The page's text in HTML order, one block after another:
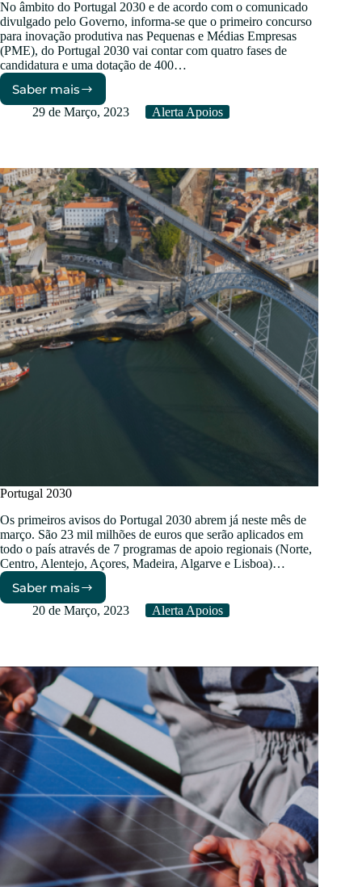
No âmbito do Portugal 2030 e de acordo com o comunicado
divulgado pelo Governo, informa-se que o primeiro concurso
para inovação produtiva nas Pequenas e Médias Empresas
(PME), do Portugal 2030 vai contar com quatro fases de
candidatura e uma dotação de 400…
Saber mais
PT2030
–
à
Inovação
Produtiva
nas
PME
29 de Março, 2023 Alerta Apoios
Portugal 2030
Os primeiros avisos do Portugal 2030 abrem já neste mês de
março. São 23 mil milhões de euros que serão aplicados em
todo o país através de 7 programas de apoio regionais (Norte,
Centro, Alentejo, Açores, Madeira, Algarve e Lisboa)…
Saber mais
Portugal
2030
20 de Março, 2023 Alerta Apoios